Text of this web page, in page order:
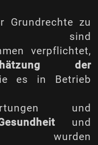
Grundrechte zu
sind
verpflichtet,
der
es in Betrieb
und
und
wurden